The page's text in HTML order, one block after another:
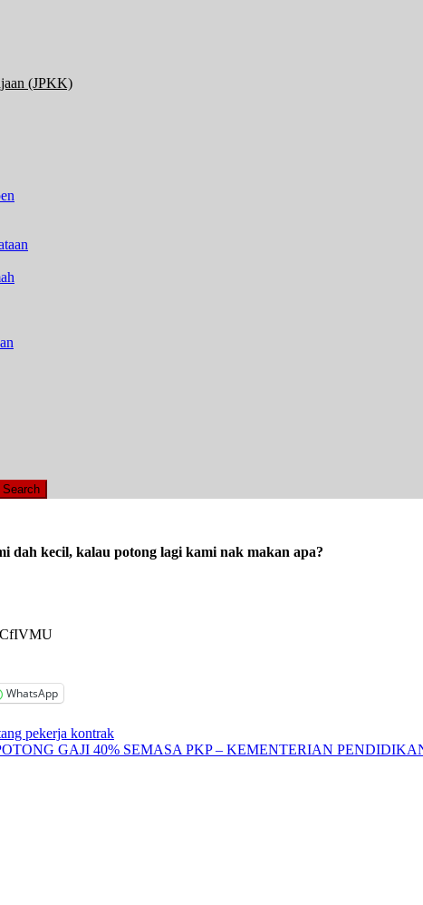
(JPKK)
dah kecil, kalau potong lagi kami nak makan apa?
WhatsApp
pekerja kontrak
GAJI 40% SEMASA PKP – KEMENTERIAN